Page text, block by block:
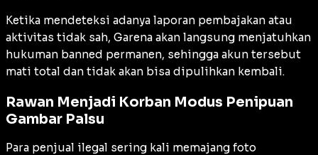
Ketika mendeteksi adanya laporan pembajakan atau
aktivitas tidak sah, Garena akan langsung menjatuhkan
hukuman banned permanen, sehingga akun tersebut
mati total dan tidak akan bisa dipulihkan kembali.
Rawan Menjadi Korban Modus Penipuan
Gambar Palsu
Para penjual ilegal sering kali memajang foto